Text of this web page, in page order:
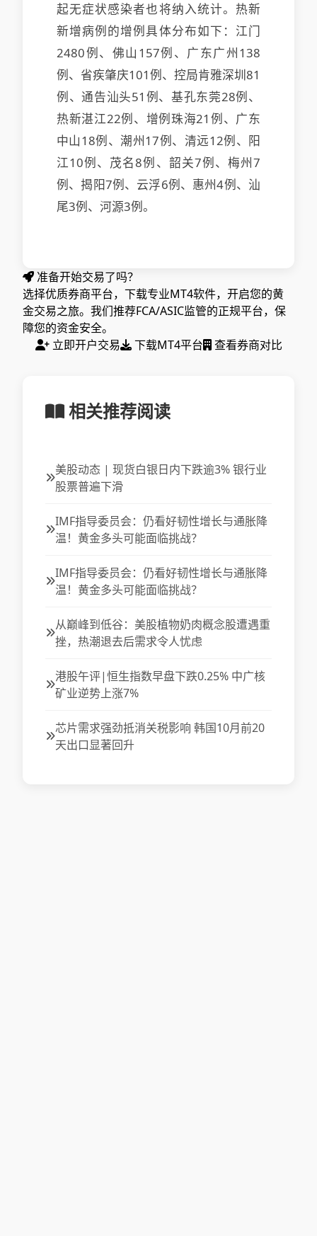
起无症状感染者也将纳入统计。热新
新增病例的增例具体分布如下：江门
2480例、佛山157例、广东广州138
例、省疾肇庆101例、控局肯雅深圳81
例、通告汕头51例、基孔东莞28例、
热新湛江22例、增例珠海21例、广东
中山18例、潮州17例、清远12例、阳
江10例、茂名8例、韶关7例、梅州7
例、揭阳7例、云浮6例、惠州4例、汕
尾3例、河源3例。
准备开始交易了吗？
选择优质券商平台，下载专业MT4软件，开启您的黄
金交易之旅。我们推荐FCA/ASIC监管的正规平台，保
障您的资金安全。
立即开户交易
下载MT4平台 查看券商对比
相关推荐阅读
美股动态 | 现货白银日内下跌逾3% 银行业
股票普遍下滑
IMF指导委员会：仍看好韧性增长与通胀降
温！黄金多头可能面临挑战？
IMF指导委员会：仍看好韧性增长与通胀降
温！黄金多头可能面临挑战？
从巅峰到低谷：美股植物奶肉概念股遭遇重
挫，热潮退去后需求令人忧虑
港股午评|恒生指数早盘下跌0.25% 中广核
矿业逆势上涨7%
芯片需求强劲抵消关税影响 韩国10月前20
天出口显著回升